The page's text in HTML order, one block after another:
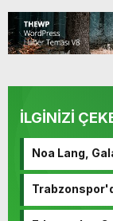
İLGİNİZİ
Noa Lang,